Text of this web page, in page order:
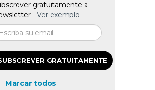
gratuitamente a
- Ver exemplo
GRATUITAMENTE
Marcar todos